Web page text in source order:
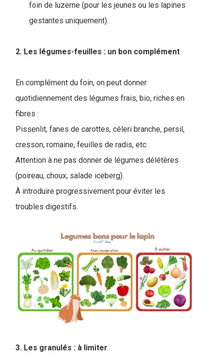
foin de luzerne (pour les jeunes ou les lapines
gestantes uniquement).
2. Les légumes-feuilles : un bon complément
En complément du foin, on peut donner
quotidiennement des légumes frais, bio, riches en
fibres :
Pissenlit, fanes de carottes, céleri branche, persil,
cresson, romaine, feuilles de radis, etc.
Attention à ne pas donner de légumes délétères
(poireau, choux, salade iceberg).
À introduire progressivement pour éviter les
troubles digestifs.
3. Les granulés : à limiter